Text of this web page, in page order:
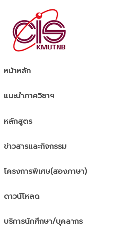
หน้าหลัก
แนะนำภาควิชาฯ
หลักสูตร
ข่าวสารและกิจกรรม
โครงการพิเศษ(สองภาษา)
ดาวน์โหลด
บริการนักศึกษา/บุคลากร